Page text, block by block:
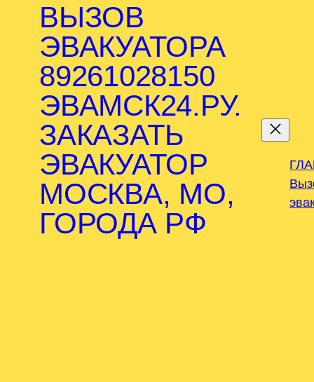
ВЫЗОВ
ЭВАКУАТОРА
89261028150
ЭВАМСК24.РУ.
ЗАКАЗАТЬ
ЭВАКУАТОР
МОСКВА, МО,
ГОРОДА РФ